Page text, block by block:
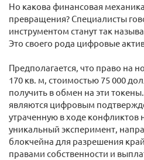
Но какова финансовая
превращения? Специалисты
инструментом станут так
Это своего рода цифровые
Предполагается, что право на
170 кв. м, стоимостью 75 000
получить в обмен на эти
являются цифровым
утраченную в ходе конфликтов
уникальный эксперимент,
блокчейна для разрешения
правами собственности и